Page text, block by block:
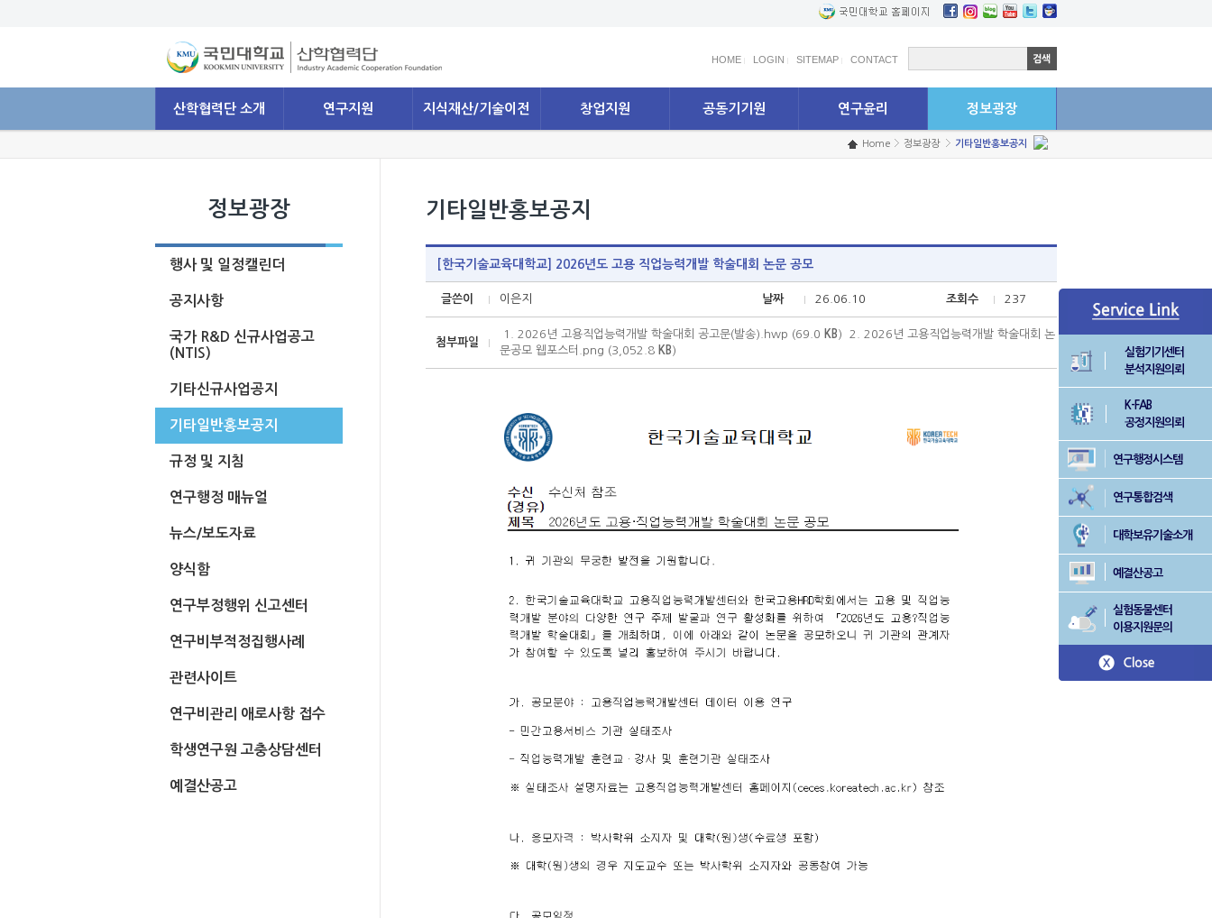
HOME LOGIN SITEMAP CONTACT
산학협력단 소개 연구지원 지식재산/기술이전 창업지원 공동기기원 연구윤리 정보광장
학생연구원 고충상담센터
Home 정보광장 기타일반홍보공지
정보광장
행사 및 일정캘린더
공지사항
국가 R&D 신규사업공고
(NTIS)
기타신규사업공지
기타일반홍보공지
규정 및 지침
연구행정 매뉴얼
뉴스/보도자료
양식함
연구부정행위 신고센터
연구비부적정집행사례
관련사이트
연구비관리 애로사항 접수
학생연구원 고충상담센터
예결산공고
기타일반홍보공지
[한국기술교육대학교] 2026년도 고용 직업능력개발 학술대회 논문 공모
글쓴이 이은지 날짜 26.06.10 조회수 237
첨부파일
1. 2026년 고용직업능력개발 학술대회 공고문(발송).hwp (69.0 KB)
2. 2026년 고용직업능력개발 학술대회 논
문공모 웹포스터.png (3,052.8 KB)
실험기기센터
분석지원의뢰
K-FAB
공정지원의뢰
연구행정시스템
연구통합검색
대학보유기술소개
예결산공고
실험동물센터
이용지원문의